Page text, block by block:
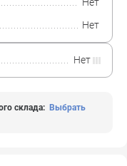
Нет
Нет
склада: Выбрать